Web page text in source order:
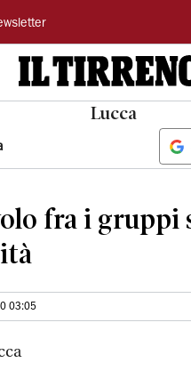
Lucca
fra i gruppi
03:05